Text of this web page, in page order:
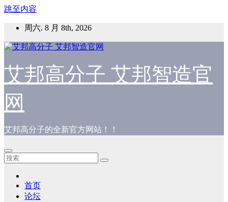
跳至内容
周六. 8 月 8th, 2026
艾邦高分子 艾邦智造官
网
艾邦高分子的全新官方网站！！
首页
论坛